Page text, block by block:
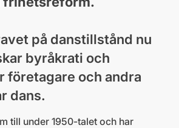
på danstillstånd nu
byråkrati och
företagare och andra
dans.
till under 1950-talet och har